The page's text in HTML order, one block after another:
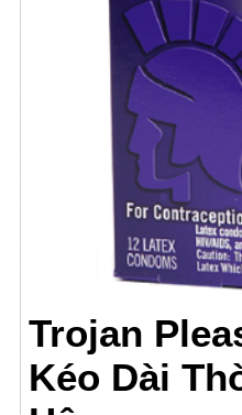
Trojan
Kéo Dài